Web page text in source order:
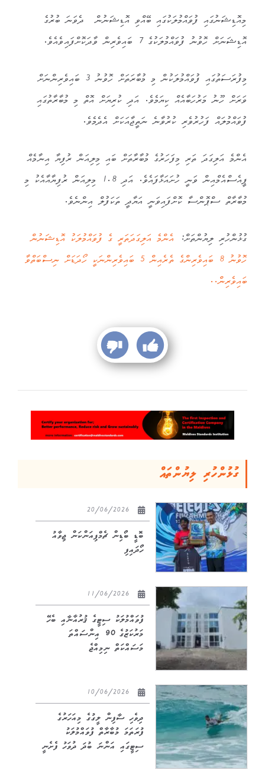
މިއޮޑިޝަނުގައި ފުވައްމުލަކުގައި ބޭއްވި އޮޑިޝަނުން ދެވަނަ ބުރުގެ
އޮޑިޝަނަށް ހޮވުނު ފުވައްމުލަކުގެ 7 ބައިވެރިން ވާދަކޮށްފައިވެއެވެ.
މިފުރަސަތުގައި ފުވައްމުލަކުން މި މުބާރަތަށް ހޮވުނު 3 ބައިވެރިންނަށް
ވަރަށް ހޫނު މަރުހަބާއެއް ކިޔަމެވެ. އަދި ކުރިޔަށް އޮތް މި މުބާރާތުގައި
ފުވައްމުލައް ފަހުރުވެރި ކުރުވާނެ ނަތީޖާއަކަށް އެދެމެވެ.
އެންމެ އަލިގަދަ ތަރި މިފަހަރުގެ މުބާރާތަށް ބައި މިލިއަން ރުފިޔާ އިނާމެއް
ޕީއެސްއެމްއިން ވަނީ ހުށައަޅާފައެވެ. އަދި 1.8 މިލިއަން ރުފިޔާއާއެކު މި
މުބާރާތް ސްޕޮންސާ ކޮށްފައިވަނީ އަޔާދީ ތަކަފުލް އިންނެވެ.
ގުޅުންހުރި ލިޔުންތަށް: އެންމެ އަލިގަދަތަރީ ގެ ފުވައްމުލަކު އޮޑިޝަނުން
ހޮވުނު 8 ބައިވެރިންގެ ތެރެއިން 5 ބައިވެރިންނަކީ ހޯދަޑަށް ނިސްބަތްވާ
ބައިވެރިން..
ގުޅުންހުރި ލިޔުންތައް
ބޮޑީ ބޯޑިން ޗެމްޕިއަންކަން ޖިވާއު
ހޯދައިފި
ފުވައްމުލަކު ސިޓީގެ ޤުރުއާނާއި ބެހޭ
މަރުކަޒުގެ 90 އިންސައްތަ
މަސައްކަތް ނިމިއްޖެ
ދިވެހި ސާފިން ލީގުގެ މިއަހަރުގެ
ފުރަތަމަ މުބާރާތް ފުވައްމުލަކު
ސިޓީގައި އަންނަ ބުދަ ދުވަހު ފެށެނީ